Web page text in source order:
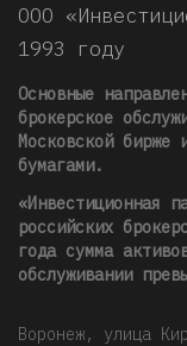
ООО
1993 году
Основные
брокерское
Московской бирже
бумагами.
«Инвестиционная
российских
года сумма
обслуживании
Воронеж, улица